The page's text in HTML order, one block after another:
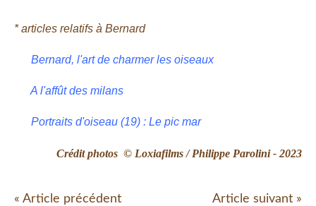
* articles relatifs à Bernard
Bernard, l'art de charmer les oiseaux
A l'affût des milans
Portraits d'oiseau (19) : Le pic mar
Crédit photos © Loxiafilms / Philippe Parolini - 2023
« Article précédent Article suivant »